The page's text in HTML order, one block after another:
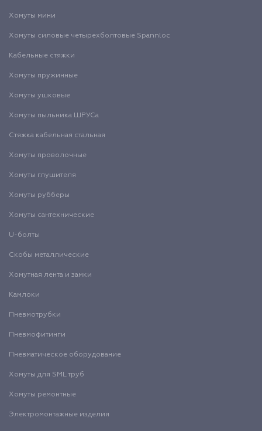
Хомуты мини
Хомуты силовые четырехболтовые Spannloc
Кабельные стяжки
Хомуты пружинные
Хомуты ушковые
Хомуты пыльника ШРУСа
Стяжка кабельная стальная
Хомуты проволочные
Хомуты глушителя
Хомуты рубберы
Хомуты сантехнические
U-болты
Скобы металлические
Хомутная лента и замки
Камлоки
Пневмотрубки
Пневмофитинги
Пневматическое оборудование
Хомуты для SML труб
Хомуты ремонтные
Электромонтажные изделия